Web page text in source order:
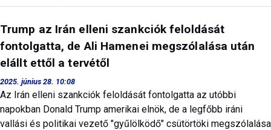
Trump az Irán elleni szankciók feloldását
fontolgatta, de Ali Hamenei megszólalása után
elállt ettől a tervétől
2025. június 28. 10:08
Az Irán elleni szankciók feloldását fontolgatta az utóbbi
napokban Donald Trump amerikai elnök, de a legfőbb iráni
vallási és politikai vezető "gyűlölködő" csütörtöki megszólalása